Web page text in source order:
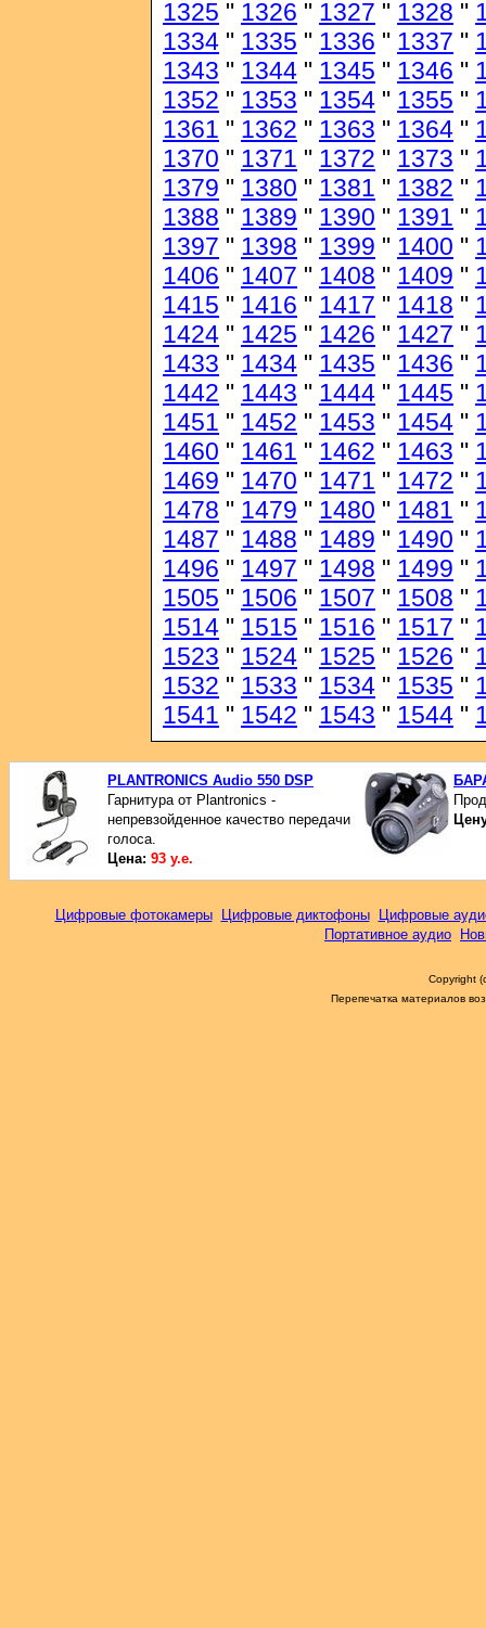
1325 " 1326 " 1327 " 1328 "
1334 " 1335 " 1336 " 1337 "
1343 " 1344 " 1345 " 1346 "
1352 " 1353 " 1354 " 1355 "
1361 " 1362 " 1363 " 1364 "
1370 " 1371 " 1372 " 1373 "
1379 " 1380 " 1381 " 1382 "
1388 " 1389 " 1390 " 1391 "
1397 " 1398 " 1399 " 1400 "
1406 " 1407 " 1408 " 1409 "
1415 " 1416 " 1417 " 1418 "
1424 " 1425 " 1426 " 1427 "
1433 " 1434 " 1435 " 1436 "
1442 " 1443 " 1444 " 1445 "
1451 " 1452 " 1453 " 1454 "
1460 " 1461 " 1462 " 1463 "
1469 " 1470 " 1471 " 1472 "
1478 " 1479 " 1480 " 1481 "
1487 " 1488 " 1489 " 1490 "
1496 " 1497 " 1498 " 1499 "
1505 " 1506 " 1507 " 1508 "
1514 " 1515 " 1516 " 1517 "
1523 " 1524 " 1525 " 1526 "
1532 " 1533 " 1534 " 1535 "
1541 " 1542 " 1543 " 1544 "
PLANTRONICS Audio 550 DSP
Гарнитура от Plantronics -
непревзойденное качество передачи
голоса.
Цена: 93 у.е.
Цифровые фотокамеры Цифровые диктофоны
Цифровые
Портативное аудио
Copyright
Перепечатка материалов